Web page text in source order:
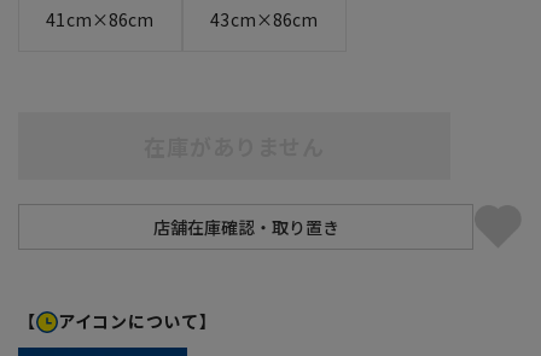
41cm×86cm 43cm×86cm
【 アイコンについて】